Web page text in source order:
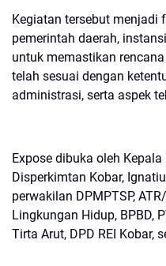
Kegiatan tersebut menjadi
pemerintah daerah,
untuk memastikan
telah sesuai dengan
administrasi, serta aspek
Expose dibuka oleh
Disperkimtan Kobar,
perwakilan DPMPTSP,
Lingkungan Hidup, BPBD,
Tirta Arut, DPD REI Kobar,